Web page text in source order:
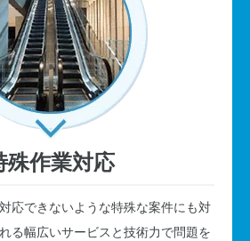
殊作業対応
応できないような特殊な案件にも対
る幅広いサービスと技術力で問題を